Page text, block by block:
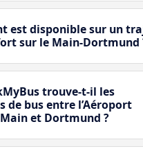
est disponible sur un
sur le Main-Dortmund
trouve-t-il les
de bus entre l’Aéroport
et Dortmund ?